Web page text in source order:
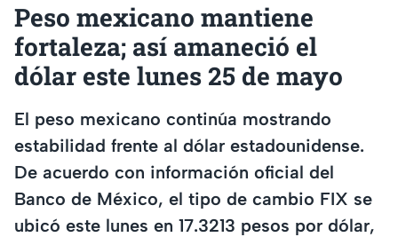
Peso mexicano mantiene
fortaleza; así amaneció el
dólar este lunes 25 de mayo
El peso mexicano continúa mostrando
estabilidad frente al dólar estadounidense.
De acuerdo con información oficial del
Banco de México, el tipo de cambio FIX se
ubicó este lunes en 17.3213 pesos por dólar,